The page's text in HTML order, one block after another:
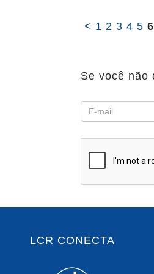
< 1 2 3 4 5 6
Se você não
LCR CONECTA